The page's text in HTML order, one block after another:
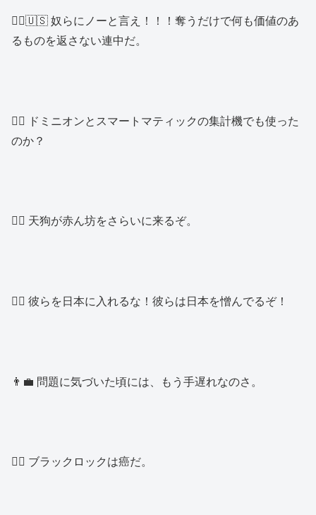
👱‍♂️🇺🇸 奴らにノーと言え！！！奪うだけで何も価値のあ
るものを返さない連中だ。
👱‍♂️ ドミニオンとスマートマティックの集計機でも使った
のか？
👱‍♂️ 天狗が赤ん坊をさらいに来るぞ。
👱‍♂️ 彼らを日本に入れるな！彼らは日本を憎んでるぞ！
👨‍💼 問題に気づいた頃には、もう手遅れなのさ。
👱‍♂️ ブラックロックは癌だ。